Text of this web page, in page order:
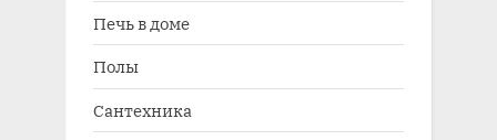
Печь в доме
Полы
Сантехника